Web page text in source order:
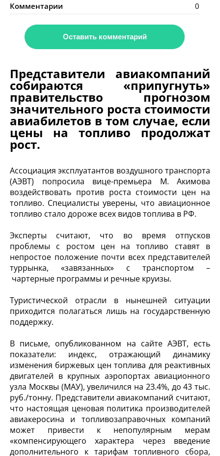
Комментарии
0
Оставить комментарий
Представители авиакомпаний
собираются «припугнуть»
правительство прогнозом
значительного роста стоимости
авиабилетов в том случае, если
цены на топливо продолжат
рост.
Ассоциация эксплуатантов воздушного транспорта
(АЭВТ) попросила вице-премьера М. Акимова
воздействовать против роста стоимости цен на
топливо. Специалисты уверены, что авиационное
топливо стало дороже всех видов топлива в РФ.
Эксперты считают, что во время отпусков
проблемы с ростом цен на топливо ставят в
непростое положение почти всех представителей
туррынка, «завязанных» с транспортом –
чартерные программы и речные круизы.
Туристической отрасли в нынешней ситуации
приходится полагаться лишь на государственную
поддержку.
В письме, опубликованном на сайте АЭВТ, есть
показатели: индекс, отражающий динамику
изменения биржевых цен топлива для реактивных
двигателей в крупных аэропортах авиационного
узла Москвы (МАУ), увеличился на 2З.4%, до 43 тыс.
руб./тонну. Представители авиакомпаний считают,
что настоящая ценовая политика производителей
авиакеросина и топливозаправочных компаний
может привести к непопулярным мерам
«компенсирующего характера через введение
дополнительного к тарифам топливного сбора,